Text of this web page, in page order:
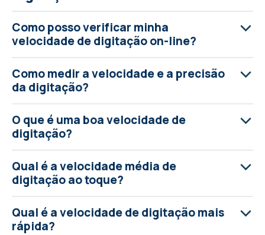
Como posso verificar minha
velocidade de digitação on-line?
Como medir a velocidade e a precisão
da digitação?
O que é uma boa velocidade de
digitação?
Qual é a velocidade média de
digitação ao toque?
Qual é a velocidade de digitação mais
rápida?